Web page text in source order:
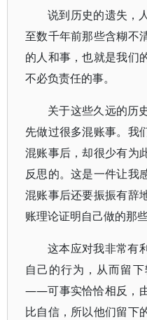
说到历史的遗失，
至数千年前那些含糊不
的人和事，也就是我们
不必负责任的事。
关于这些久远的历
先做过很多混账事。我
混账事后，却很少有为
反思的。这是一件让我
混账事后还要振振有辞
账理论证明自己做的那
这本应对我非常
自己的行为，从而留
——可事实恰恰相反，
比自信，所以他们留下